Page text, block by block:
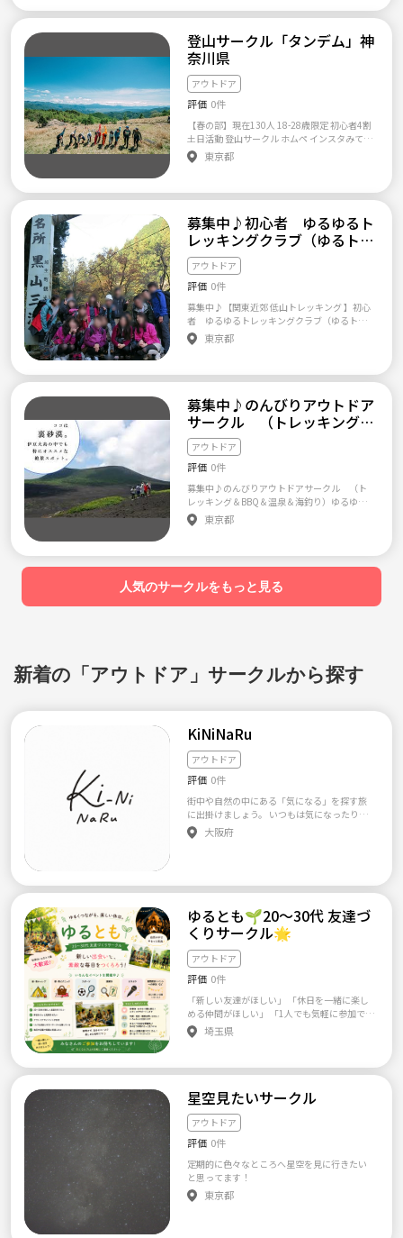
エン&キャンプ 雨天中止 8月4日 日光白根山 12
名 8月25日 鎌倉アルプス 8名 9月8日 北奥仙丈
岳 12名 9月22日 甲斐駒ケ岳 9名 9月29-30日
苗場山 荒天中止 9月30日 『親睦飲み会』荒天
中止 10月6-7日 奥多摩キャンプ&金峰山 5名 10
月13日 大霧山 11名 10月27日 塔ノ岳 中止 11
月3-4日 大天井岳・常念岳(雪山) 5名 11月10
−11日 箱根山々を巡る旅 8名 11月17日 三頭山
日 奥多摩 川釣りBBQ 10名 12月1日 鍋割山 10
名 12月15日 忘年会 35名 12月29日 水上宝台
樹スキー場スノー会 1月5日 鋸山登山＆大仏初
6日 御岳山・日の出山 2月23日 スキー・スノ
3月9日−10日 スキー・スノボ会 3月30日 武甲
山 4月6日 お花見 毎日に新たな息吹がほしいひ
と！！ ご応募お待ちしております！（＾∇
＾） 【サークル設立の想い】 縛られず、ただ
ゆるーく山と温泉旅行と御飯とお酒を楽しむ
和がほしい！
方を募集とさせていただきます。 20代半ば～3
0代前半のメンバーが集まってます。 慌てず、
ゆっくり頂上を目指しましょう。 毎回2～3名
の初参加メンバーを含みます。 溶け込みやす
い環境を提供できると思います。 自分の都合
がつくときだけの参加で大丈夫ですよ。 人数
集まり次第、ライングループでやり取りしま
しょう。 ※乗り合わせは定員あります。 ※登
山サークルの掛け持ち、メンバー同士の交流
は自由です。 ２０１７年 第１回：三重県いな
べ市【藤原岳】 7/22(土) 男性4名女性7名参加
(終了) 第２回：長野県駒ヶ根市【木曽駒ヶ
名』(終了) 第３回：三重県鈴鹿市【入道ヶ
名』(終了) 中止回：三重県名張市【赤目四十
八滝渓谷】 9/16(土) 男性3名女性5名参加『初
参加1名』(雨天中止) 第４回：岐阜県養老郡
【養老山～養老の滝】 10/1(日) 男性3名女性2
名参加『初参加2名』(終了) 第５回：三重県津
市【ヒストリーパーク塚原】バーベキュー親
睦会 10/7(土) 男性4名女性3名参加 (終了) 中止
回：三重県名張市【赤目四十八滝渓谷(再)】 1
0/22(日) 男性4名女性4名参加『初参加1名』
(雨天中止) 第６回：三重県三重郡【御在所
八滝渓谷(再々)】 12/2(土) 男性3名女性3名参
加『初参加2名』(終了) ２０１８年 第８回：三
重県三重郡【鎌ヶ岳】 6/3(日) 男性4名女性5
名参加『初参加3名』（終了） 中止回：岐阜県
郡上市【大日ヶ岳】 6/30(土) 男性3名女性2名
参加 (雨天中止) 今後の活動予定（メンバー
募集中） 8月下旬 富士見台高原 9月初旬 大
郊の平城、山城、神社仏閣などの史跡巡りを
メンバーの希望も取り入れて、バラエティに
富んだイベントを企画しています。 ※コロナ
禍のため、最近は郊外の中世山城の 訪城が
メインになっています。 【サークル設立の想
い】 当会では主に身近な史跡やお城巡りを通
じてメンバー同士の親睦を図っています。 今
きるような活動をイメージしています。 活動
は月１〜2回（土曜メイン）、現在のメンバー
は25名程(平均年齢は40代)で女性が概ね6割で
登山サークル「タンデム」神
奈川県
アウトドア
評価 0件
【春の部】現在130人 18-28歳限定 初心者4割
土日活動 登山サークル ホムペ インスタみてく
ださい❤️ついに東海地方で一番大きな登山・
アウトドアの 社会人・学生サークル「タンデ
ル「タンデム」 について 規模:330人 とにかく
アに興味がある方は、ぜひご応募ください。
タンデム東京 ■+-+-+-+-+-+-+-+-+-+-+-+■ 土日祝
日どちらでも参加者の募集してます！！ 性別
は問いません！！ ◆これまでのイベント実績
御岳山/ 美ヶ原 / 霊仙山 / 両神山 /北岳 /天狗岳
/高尾山/ボルダリング/アウトドアビレッジ/上
高地/千畳敷カール/男体山/赤岳/燕岳 初参加の
方はまず画像のQRコードラインまたはメール
ください☆ tandemtokyo@gmail.com TANDE
M TOKYOの雰囲気を知っていただき、入部を
発） 3/3 宝登山 お花登山（ろうばいえん） [
or 瑞牆山 [ 中級 ] （朝発） 3/10 日向山 [ 初級 ]
（朝発） 3/16 両神山 [ 中級 ] （深夜発) 3/1
7 木曽駒ケ岳 [ 中級 ]（深夜発） 3/17 美ヶ原高
原 スノーシュー [ 初級 ] （朝発） 3/23 山梨_
竜ヶ岳 [ 初中級 ]（朝発） 3/24 縞枯山_雪山入
門 [ 初級 ]（朝発） 3/24 北八ヶ岳_縞枯山〜茶
臼山 [ 初級 ]（朝発） 3/30 北八ヶ岳_北横岳 [
初級 ]（朝発） 3/31 弘法山 [ 初級 ]（朝発） ◆
募集条件 ・ドタキャンしない人！ ・体調管理
しっかりできる人！ ・常識がある人。 ・参加
DEM NAGOYAは”仲間と楽しみを共有する”を
モットーとし 東海地方で活動する若手中心の
登山、ハイキング、アウトドア、サークルで
務のいろんな職種の方がいます。 ■+-+-+-+-+-+-
+-+-+-+-+-+■ 良い所！とにかく若い！均年齢が
人、学生なので会話が弾みますよ☆ なお、全
は５～１５人くらいなのでご安心くださ
い！！ ■+-+-+-+-+-+-+-+-+-+-+-+■ 登山サークル
メンバー同士がお互いに顔の見える組織で
す！ 登山サークルや山好きのコミュニティは
人の入れ替わりが激しかったり、インターネ
ット上だけの希薄なつながりである事が多い
ですが、 一定以上増えることはないので、何
新しい挑戦大歓迎！ 持ち物とかわからない人
は全力でアドバイスします！^^ 【ご応募時の
必須記載事項】 1.氏名 2.年齢 3.プロフィール
(できるだけ詳細に) ・職業 ・スポーツ経歴 4.
参加可能時期 5.動機 6.LINE ID 7.車の有無 ※上
記にお伺いした個人情報ことは本サークル以
外では使用いたしません。！ 【注意事項】 た
もし以下のような行為をされたことが発覚し
た場合には、当サークルへのイベントには参
加できなくなります。 ・宗教活動、ネットワ
す。） ・他のサークルやイベントへ勧誘行為
手な行動をされる方。 ・当サークルの考えを
一項でも納得頂けない方。 ・体調管理をしっ
かりできない方。 ・ドタキャンするされる
方。 ・待ち合わせ時間を守れない方。 ・写真
撮影、SNS投稿がNGな方。 ・予定を事前に空
けることができない。 スポーツやろうよのメ
ッセージまたは ホームページお問い合わせ、
よりお願いします。 【サークル設立の想い】
若い人に登山を広めたい。 もっと知ってほし
東京都
募集中♪初心者 ゆるゆるト
レッキングクラブ（ゆるト
レ）
アウトドア
評価 0件
募集中♪【関東近郊 低山トレッキング 】初心
者 ゆるゆるトレッキングクラブ（ゆるト
レ） 【応募はメールでのみ受け付けており
ます。参加方法は下記です】 こちらは、初心
ルになります。 「トレッキング、登山」と看
が、当サークルは、温泉に立ち寄ったり、写
真を撮ったり、お話しながら登ったりと（ハ
イキング、散歩、等も含め、） 初心者でも遠
慮なく参加頂けるよう、「ゆるく」やってい
きたいと思います。 経験者の方は物足りない
とは思いますが、他の本格的な「登山サーク
ル」に参加頂くなり、初心者に合わせる形で
ご参加頂くなり、その点を十分考慮の上、各
自ご判断のほうお願いします。 ＊ 登る山
は 基本的に、関東近郊の日帰りできる山、
メールアドレスtaririn@gmail.com 迄 直接
ご連絡ください。こちらに応募頂いても、お
加希望日 並びに イベント ・連絡先
東京都
募集中♪のんびりアウトドア
サークル （トレッキング＆
BBQ＆温泉＆海釣り）
アウトドア
評価 0件
募集中♪のんびりアウトドアサークル （ト
レッキング＆BBQ＆温泉＆海釣り）ゆるゆる
アウトドアサークル （トレッキング＆BBQ
＆温泉＆海釣り） 【注意】 こちらはよくあ
ル、営利団体等とは違いますので、その点は
予めご了承ください。 純粋にアウトドアを
楽しみたい方、アウトドアを通じて仲間を増
やしたい方の募集です。 直近のイベントはタ
イトルに記載されています。 毎回だいたい10-
初見の方もいらっしゃるので、初めての方、
一人での参加でも全然大丈夫だと思います。
才までの男女でお願いします（年齢あくまで
ください）。 釣り好き、お酒が好き、温泉好
き、登山好きの方、グルメ好き、いづれかに該
当する方は特に歓迎です！ 【参加方法】 必
ず、下記必要事項を記載のうえ、taririn@gm
ail.com迄 ご連絡ください。追ってご連絡い
たします。 → （名前フルネーム） （年
齢） （性別） （だいたいの住所） （参
東京都
人気のサークルをもっと見る
新着の「アウトドア」サークルから探す
KiNiNaRu
アウトドア
評価 0件
街中や自然の中にある「気になる」を探す旅
に出掛けましょう。 いつもは気になったりし
ている場所、行きづらい場所。 けど誰かと一
緒なら。 そんな機会を提供します。
大阪府
ゆるとも🌱20〜30代 友達づ
くりサークル🌟
アウトドア
評価 0件
「新しい友達がほしい」 「休日を一緒に楽し
める仲間がほしい」 「1人でも気軽に参加でき
る場所があったらいいな」 そんな方のため
の、ゆるく楽しめる交流サークルです😊 イベ
ーツを中心に、季節イベントや謎解き、カラオ
参加・おひとり様・イベント初心者も大歓迎
🌱 「人見知りだから不安…」という方でも、
自然と会話できるような雰囲気づくりを大切
にしています。 無理に盛り上がる必要はあり
ません。 自分のペースで楽しみながら、少し
ずつ友達の輪を広げていけるサークルを目指
しています✨ 🌼 こんな方におすすめ ・20〜3
0代で新しい友達を作りたい ・休日をもっと充
実させたい ・アウトドアやイベントが好き ・
埼玉県
星空見たいサークル
アウトドア
評価 0件
定期的に色々なところへ星空を見に行きたい
と思ってます！
東京都